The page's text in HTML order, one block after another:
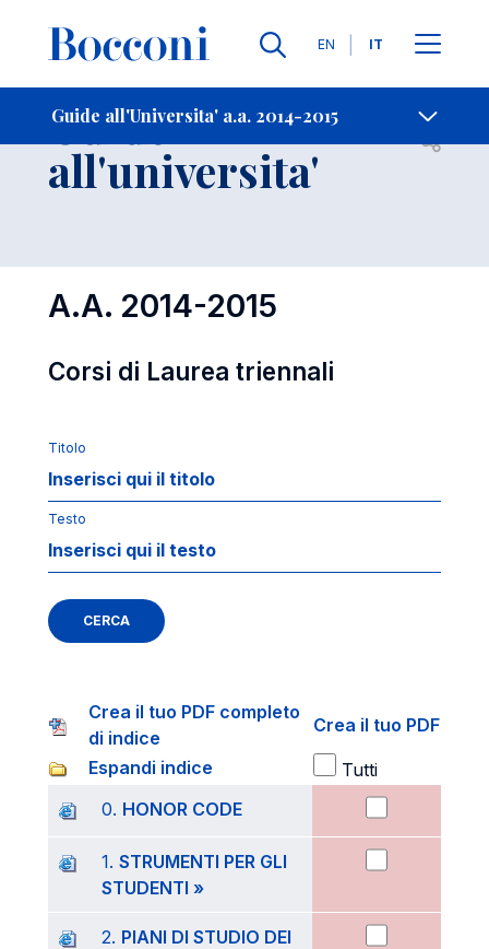
Lingue
EN IT
Guide all'Universita' a.a. 2014-2015
-
Guide
all'universita' Open
A.A. 2014-2015
Corsi di Laurea triennali
Titolo
Testo
CERCA
Crea il tuo PDF completo
di indice
Crea il tuo PDF
Espandi indice
Tutti
0. HONOR CODE
1. STRUMENTI PER GLI
STUDENTI »
2. PIANI DI STUDIO DEI